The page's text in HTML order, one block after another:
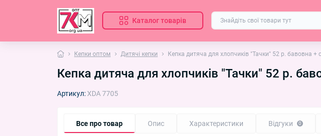
Каталог товарів
Кепки оптом Дитячі кепки Кепка дитяча для хлопчиків "Тачки" 52 р. бавовна +
Кепка дитяча для хлопчиків "Тачки" 52 р.
Артикул:XDA 7705
Все про товар Опис Характеристики Відгуки 0